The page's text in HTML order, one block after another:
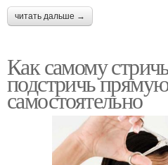
читать дальше →
Как самому
подстричь
самостоятельно